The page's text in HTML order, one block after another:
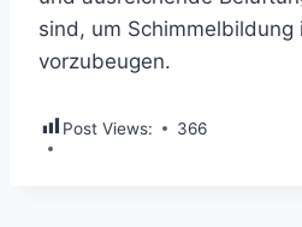
sind, um Schimmelbildung
vorzubeugen.
Post Views: 366